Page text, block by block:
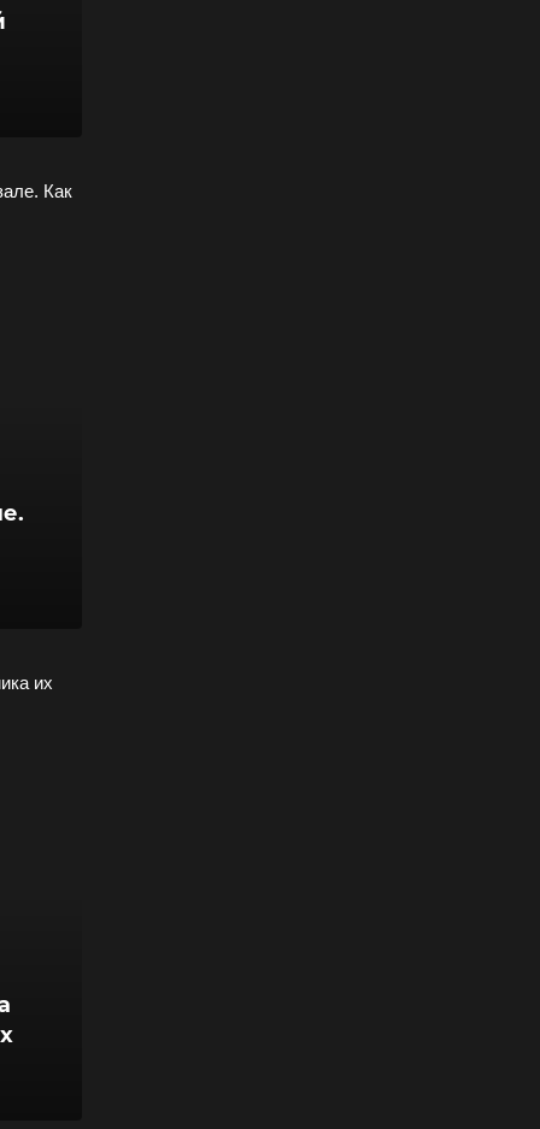
Как
их